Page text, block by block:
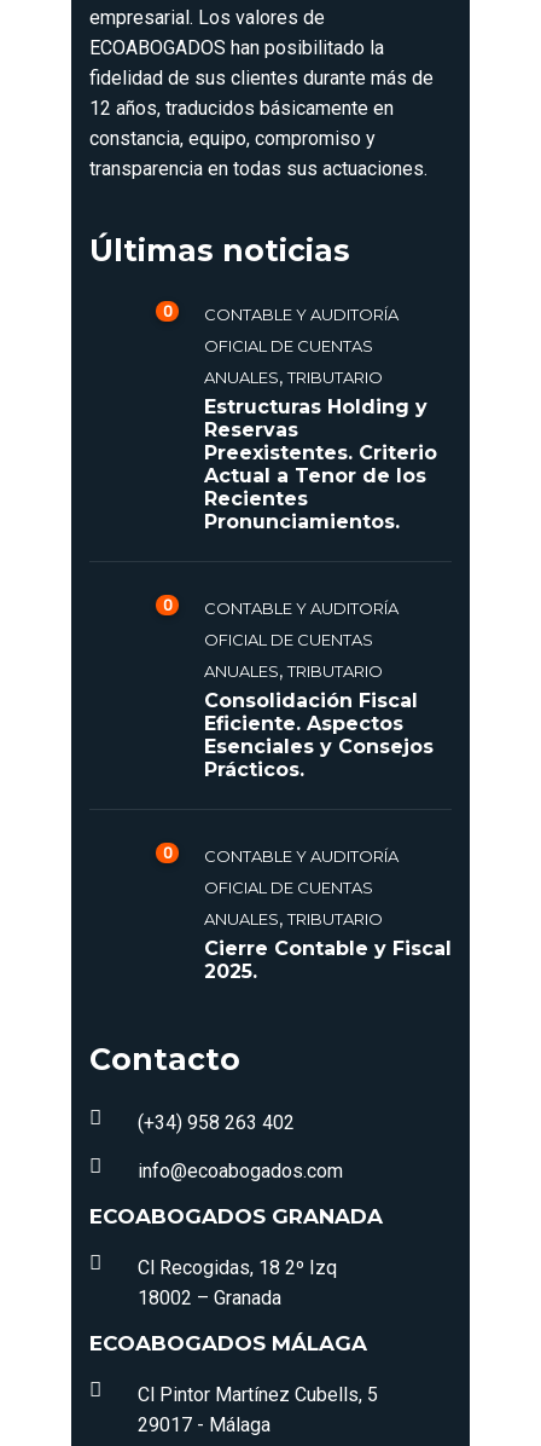
empresarial. Los valores de
ECOABOGADOS han posibilitado la
fidelidad de sus clientes durante más de
12 años, traducidos básicamente en
constancia, equipo, compromiso y
transparencia en todas sus actuaciones.
Últimas noticias
0
CONTABLE Y AUDITORÍA
OFICIAL DE CUENTAS
ANUALES,TRIBUTARIO
Estructuras Holding y
Reservas
Preexistentes. Criterio
Actual a Tenor de los
Recientes
Pronunciamientos.
0
CONTABLE Y AUDITORÍA
OFICIAL DE CUENTAS
ANUALES,TRIBUTARIO
Consolidación Fiscal
Eficiente. Aspectos
Esenciales y Consejos
Prácticos.
0
CONTABLE Y AUDITORÍA
OFICIAL DE CUENTAS
ANUALES,TRIBUTARIO
Cierre Contable y Fiscal
2025.
Contacto
(+34) 958 263 402
info@ecoabogados.com
ECOABOGADOS GRANADA
Cl Recogidas, 18 2º Izq
18002 – Granada
ECOABOGADOS MÁLAGA
Cl Pintor Martínez Cubells, 5
29017 - Málaga